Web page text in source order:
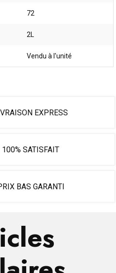
72
2L
Vendu à l'unité
EXPRESS
100% SATISFAIT
BAS GARANTI